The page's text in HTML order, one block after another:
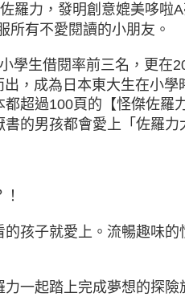
力，發明創意媲美哆啦
所有不愛閱讀的小朋友。
學生借閱率前三名，更在
，成為日本東大生在小學
超過100頁的【怪傑佐羅
的男孩都會愛上「佐羅力
孩子就愛上。流暢趣味
一起踏上完成夢想的探險